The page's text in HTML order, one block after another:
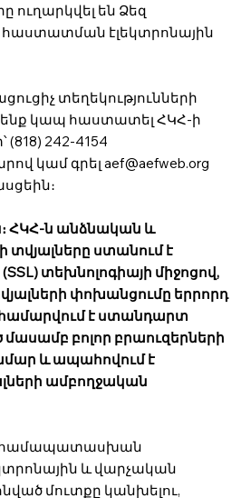
ուղարկվել են Ձեզ
էլեկտրոնային
տեղեկությունների
կապ հաստատել ՀԿՀ-ի
242-4154
կամ գրել aef@aefweb.org
ՀԿՀ-ն անձնական և
տվյալները ստանում է
տեխնոլոգիայի միջոցով,
փոխանցումը երրորդ
համարվում է ստանդարտ
բոլոր բրաուզերների
և ապահովում է
ամբողջական
համապատասխան
և վարչական
մուտքը կանխելու,